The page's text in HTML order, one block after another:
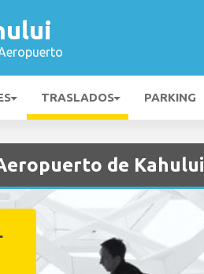
TRASLADOS PARKING
de Kahului